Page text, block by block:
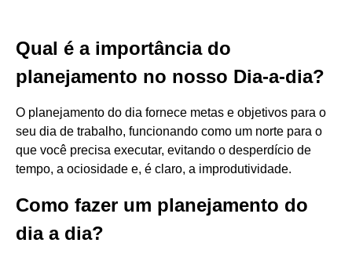
Qual é a importância do
planejamento no nosso Dia-a-dia?
O planejamento do dia fornece metas e objetivos para o
seu dia de trabalho, funcionando como um norte para o
que você precisa executar, evitando o desperdício de
tempo, a ociosidade e, é claro, a improdutividade.
Como fazer um planejamento do
dia a dia?